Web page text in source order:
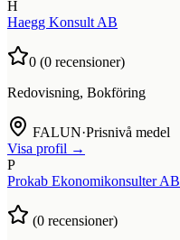
H
Haegg Konsult AB
0 (0 recensioner)
Redovisning, Bokföring
FALUN·Prisnivå medel
Visa profil →
P
Prokab Ekonomikonsulter AB
(0 recensioner)